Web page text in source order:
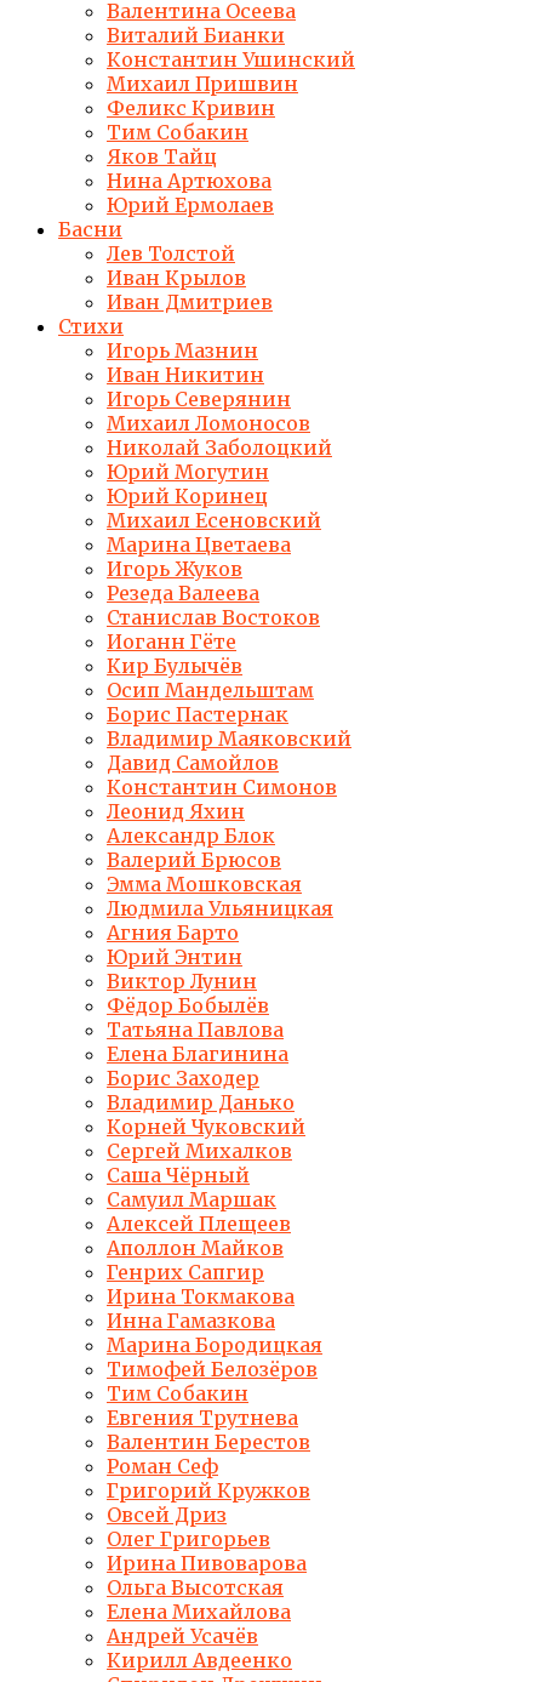
Валентина Осеева
Виталий Бианки
Константин Ушинский
Михаил Пришвин
Феликс Кривин
Тим Собакин
Яков Тайц
Нина Артюхова
Юрий Ермолаев
Басни
Лев Толстой
Иван Крылов
Иван Дмитриев
Стихи
Игорь Мазнин
Иван Никитин
Игорь Северянин
Михаил Ломоносов
Николай Заболоцкий
Юрий Могутин
Юрий Коринец
Михаил Есеновский
Марина Цветаева
Игорь Жуков
Резеда Валеева
Станислав Востоков
Иоганн Гёте
Кир Булычёв
Осип Мандельштам
Борис Пастернак
Владимир Маяковский
Давид Самойлов
Константин Симонов
Леонид Яхин
Александр Блок
Валерий Брюсов
Эмма Мошковская
Людмила Ульяницкая
Агния Барто
Юрий Энтин
Виктор Лунин
Фёдор Бобылёв
Татьяна Павлова
Елена Благинина
Борис Заходер
Владимир Данько
Корней Чуковский
Сергей Михалков
Саша Чёрный
Самуил Маршак
Алексей Плещеев
Аполлон Майков
Генрих Сапгир
Ирина Токмакова
Инна Гамазкова
Марина Бородицкая
Тимофей Белозёров
Тим Собакин
Евгения Трутнева
Валентин Берестов
Роман Сеф
Григорий Кружков
Овсей Дриз
Олег Григорьев
Ирина Пивоварова
Ольга Высотская
Елена Михайлова
Андрей Усачёв
Кирилл Авдеенко